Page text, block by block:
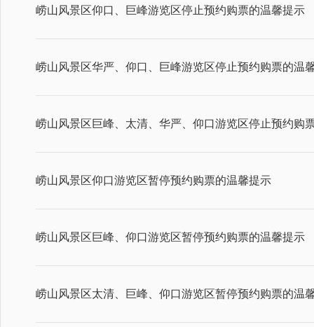
崂山风景区仰口、巨峰游览区停止预约购票的温馨提示
崂山风景区华严、仰口、巨峰游览区停止预约购票的温
崂山风景区巨峰、太清、华严、仰口游览区停止预约购
崂山风景区仰口游览区暂停预约购票的温馨提示
崂山风景区巨峰、仰口游览区暂停预约购票的温馨提示
崂山风景区太清、巨峰、仰口游览区暂停预约购票的温